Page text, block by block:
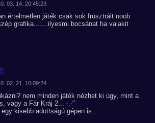
03. 14. 20:45:23
értelmetlen játék csak sok frusztrált noob
grafika.......ilyesmi bocsánat ha valakit
02. 21. 10:09:24
nem minden játék nézhet ki úgy, mint a
vagy a Fár Kráj 2... -.-"
egy kisebb adottságú gépen is...